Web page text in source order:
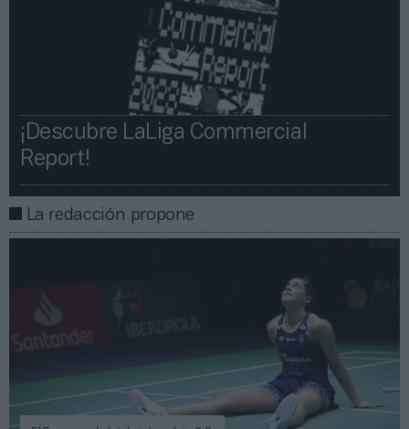
¡Descubre LaLiga Commercial
Report!​​
La redacción propone